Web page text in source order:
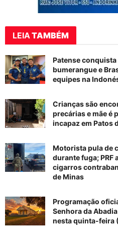
LEIATAMBÉM
Patense
bumerangue e
equipes na
Crianças são
precárias e mãe é
incapaz em Patos
Motorista pula de
durante fuga; PRF
cigarros
de Minas
Programação
Senhora da
nesta quinta-feira